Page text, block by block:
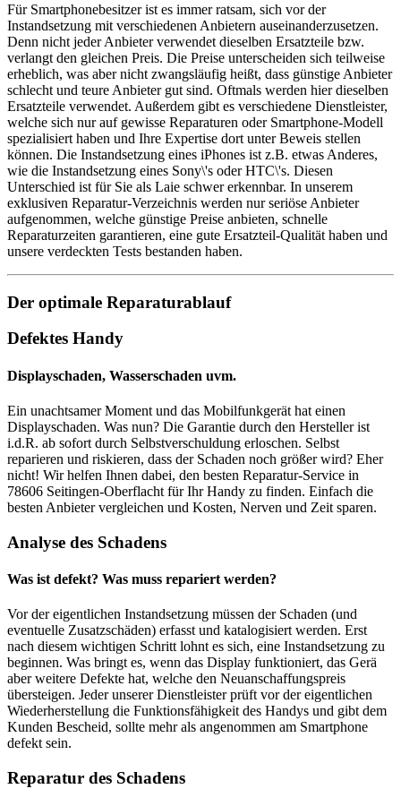
Für Smartphonebesitzer ist es immer ratsam, sich vor der
Instandsetzung mit verschiedenen Anbietern auseinanderzusetzen.
Denn nicht jeder Anbieter verwendet dieselben Ersatzteile bzw.
verlangt den gleichen Preis. Die Preise unterscheiden sich teilweise
erheblich, was aber nicht zwangsläufig heißt, dass günstige Anbieter
schlecht und teure Anbieter gut sind. Oftmals werden hier dieselben
Ersatzteile verwendet. Außerdem gibt es verschiedene Dienstleister,
welche sich nur auf gewisse Reparaturen oder Smartphone-Modell
spezialisiert haben und Ihre Expertise dort unter Beweis stellen
können. Die Instandsetzung eines iPhones ist z.B. etwas Anderes,
wie die Instandsetzung eines Sony\'s oder HTC\'s. Diesen
Unterschied ist für Sie als Laie schwer erkennbar. In unserem
exklusiven Reparatur-Verzeichnis werden nur seriöse Anbieter
aufgenommen, welche günstige Preise anbieten, schnelle
Reparaturzeiten garantieren, eine gute Ersatzteil-Qualität haben und
unsere verdeckten Tests bestanden haben.
Der optimale Reparaturablauf
Defektes Handy
Displayschaden, Wasserschaden uvm.
Ein unachtsamer Moment und das Mobilfunkgerät hat einen
Displayschaden. Was nun? Die Garantie durch den Hersteller ist
i.d.R. ab sofort durch Selbstverschuldung erloschen. Selbst
reparieren und riskieren, dass der Schaden noch größer wird? Eher
nicht! Wir helfen Ihnen dabei, den besten Reparatur-Service in
78606 Seitingen-Oberflacht für Ihr Handy zu finden. Einfach die
besten Anbieter vergleichen und Kosten, Nerven und Zeit sparen.
Analyse des Schadens
Was ist defekt? Was muss repariert werden?
Vor der eigentlichen Instandsetzung müssen der Schaden (und
eventuelle Zusatzschäden) erfasst und katalogisiert werden. Erst
nach diesem wichtigen Schritt lohnt es sich, eine Instandsetzung zu
beginnen. Was bringt es, wenn das Display funktioniert, das Gerä
aber weitere Defekte hat, welche den Neuanschaffungspreis
übersteigen. Jeder unserer Dienstleister prüft vor der eigentlichen
Wiederherstellung die Funktionsfähigkeit des Handys und gibt dem
Kunden Bescheid, sollte mehr als angenommen am Smartphone
defekt sein.
Reparatur des Schadens